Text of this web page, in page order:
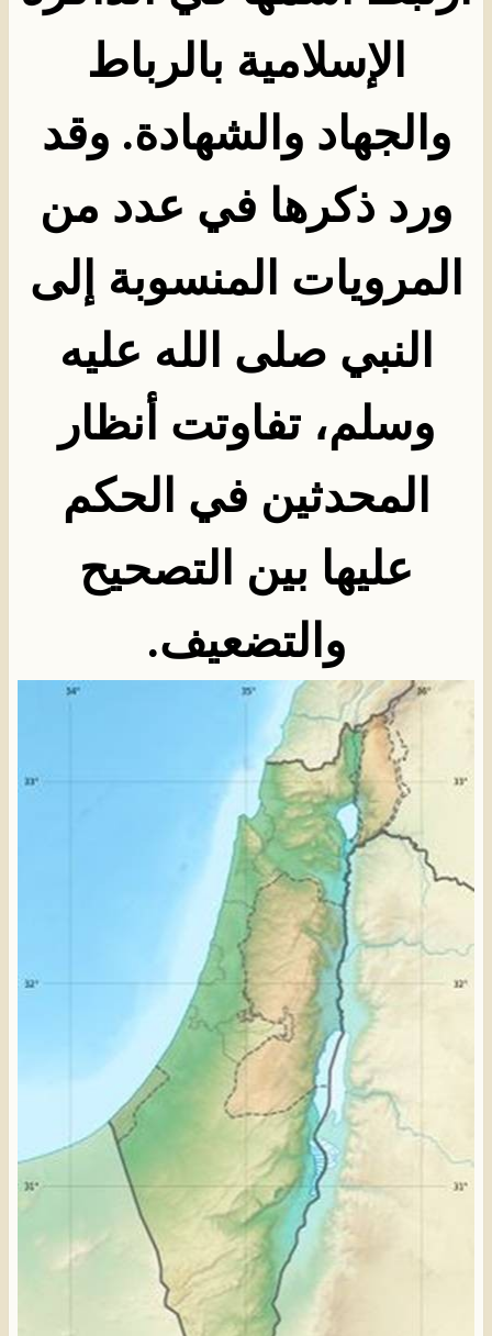
الإسلامية بالرباط
والجهاد والشهادة. وقد
ورد ذكرها في عدد من
المرويات المنسوبة إلى
النبي صلى الله عليه
وسلم، تفاوتت أنظار
المحدثين في الحكم
عليها بين التصحيح
والتضعيف.